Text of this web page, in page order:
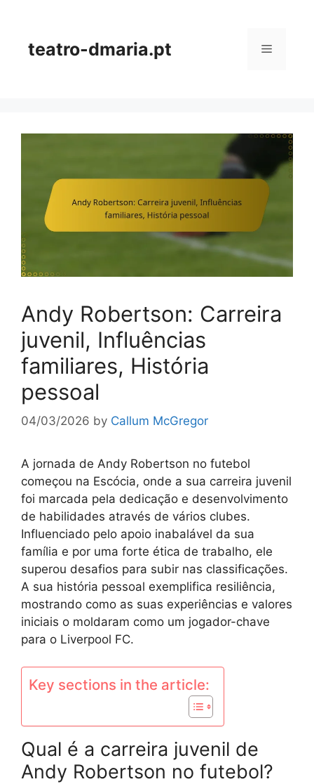
contentteatro-dmaria.pt Menu
Andy Robertson: Carreira
juvenil, Influências
familiares, História
pessoal
04/03/2026 by Callum McGregor
A jornada de Andy Robertson no futebol
começou na Escócia, onde a sua carreira juvenil
foi marcada pela dedicação e desenvolvimento
de habilidades através de vários clubes.
Influenciado pelo apoio inabalável da sua
família e por uma forte ética de trabalho, ele
superou desafios para subir nas classificações.
A sua história pessoal exemplifica resiliência,
mostrando como as suas experiências e valores
iniciais o moldaram como um jogador-chave
para o Liverpool FC.
Key sections in the article:
Qual é a carreira juvenil de
Andy Robertson no futebol?